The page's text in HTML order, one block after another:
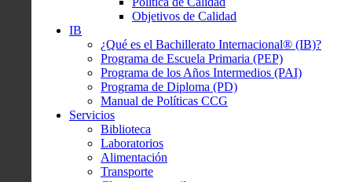
Objetivos de Calidad
IB
¿Qué es el Bachillerato Internacional® (IB)?
Programa de Escuela Primaria (PEP)
Programa de los Años Intermedios (PAI)
Programa de Diploma (PD)
Manual de Políticas CCG
Servicios
Biblioteca
Laboratorios
Alimentación
Transporte